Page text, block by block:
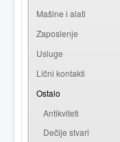
Mašine i alati
Zaposlenje
Usluge
Lični kontakti
Ostalo
Antikviteti
Dečije stvari